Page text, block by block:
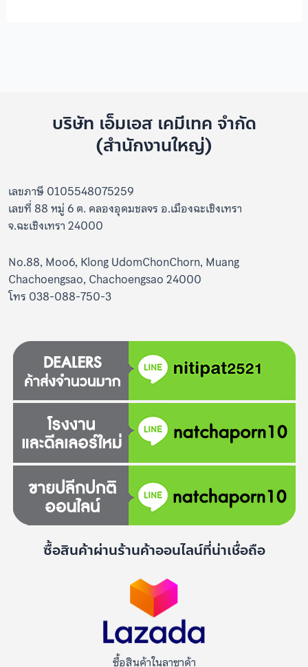
บริษัท เอ็มเอส เคมีเทค จำกัด
(สำนักงานใหญ่)
เลขภาษี 0105548075259
เลขที่ 88 หมู่ 6 ต. คลองอุดมชลจร อ.เมืองฉะเชิงเทรา
จ.ฉะเชิงเทรา 24000
No.88, Moo6, Klong UdomChonChorn, Muang
Chachoengsao, Chachoengsao 24000
โทร 038-088-750-3
ซื้อสินค้าผ่านร้านค้าออนไลน์ที่น่าเชื่อถือ
ซื้อสินค้าในลาซาด้า